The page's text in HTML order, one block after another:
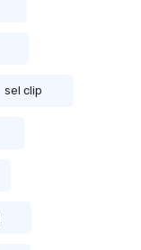
sel clip